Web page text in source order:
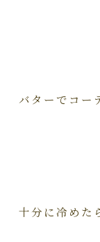
バターでコー
十分に冷めた